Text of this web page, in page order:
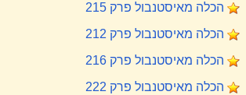
הכלה מאיסטנבול פרק 215
הכלה מאיסטנבול פרק 212
הכלה מאיסטנבול פרק 216
הכלה מאיסטנבול פרק 222